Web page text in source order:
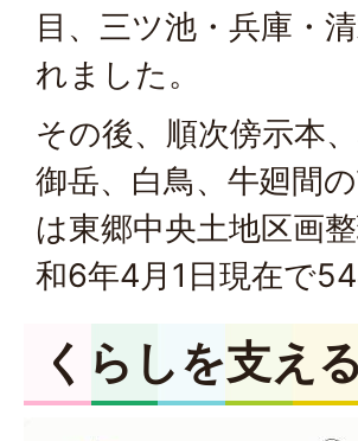
目、三ツ池・兵庫・
れました。
その後、順次傍示本
御岳、白鳥、牛廻間
は東郷中央土地区画
和6年4月1日現在で
くらしを支え